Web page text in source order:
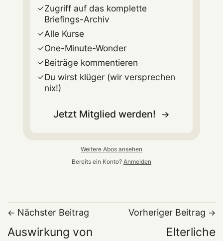
Zugriff auf das komplette
Briefings-Archiv
Alle Kurse
One-Minute-Wonder
Beiträge kommentieren
Du wirst klüger (wir versprechen
nix!)
Jetzt Mitglied werden!
Weitere Abos ansehen
Bereits ein Konto? Anmelden
Nächster Beitrag Vorheriger Beitrag
Auswirkung von
Elterliche